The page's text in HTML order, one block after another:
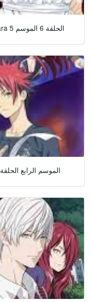
Shokugeki No Souma Gou No Sara الحلقة 6 الموسم 5
Shokugeki No Souma الموسم الرابع الحلقة 6 مترجمة